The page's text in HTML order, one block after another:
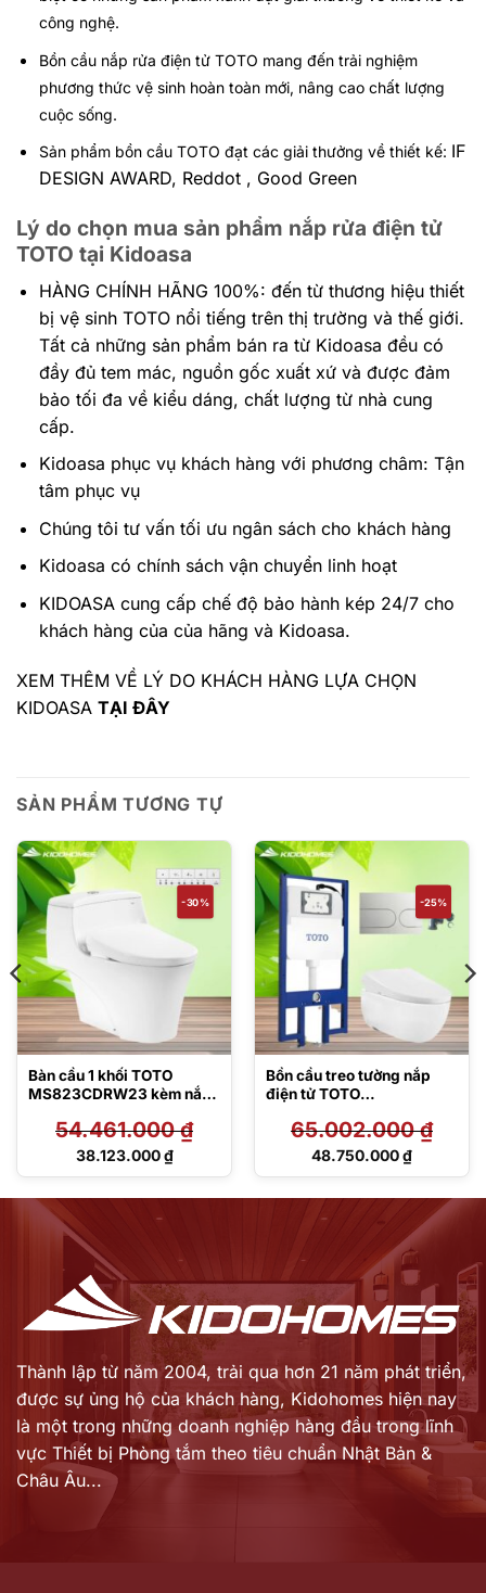
công nghệ.
Bồn cầu nắp rửa điện tử TOTO mang đến trải nghiệm
phương thức vệ sinh hoàn toàn mới, nâng cao chất lượng
cuộc sống.
Sản phẩm bồn cầu TOTO đạt các giải thưởng về thiết kế: IF
DESIGN AWARD, Reddot , Good Green
Lý do chọn mua sản phẩm nắp rửa điện tử
TOTO tại Kidoasa
HÀNG CHÍNH HÃNG 100%: đến từ thương hiệu thiết
bị vệ sinh TOTO nổi tiếng trên thị trường và thế giới.
Tất cả những sản phẩm bán ra từ Kidoasa đều có
đầy đủ tem mác, nguồn gốc xuất xứ và được đảm
bảo tối đa về kiểu dáng, chất lượng từ nhà cung
cấp.
Kidoasa phục vụ khách hàng với phương châm: Tận
tâm phục vụ
Chúng tôi tư vấn tối ưu ngân sách cho khách hàng
Kidoasa có chính sách vận chuyển linh hoạt
KIDOASA cung cấp chế độ bảo hành kép 24/7 cho
khách hàng của của hãng và Kidoasa.
XEM THÊM VỀ LÝ DO KHÁCH HÀNG LỰA CHỌN
KIDOASA TẠI ĐÂY
SẢN PHẨM TƯƠNG TỰ
-30%
Bàn cầu 1 khối TOTO
MS823CDRW23 kèm nắp
54.461.000₫
Giá
38.123.000₫
Giá
-25%
Bồn cầu treo tường nắp
điện tử TOTO
A/WH172AT/TCA546/MB1
75M#SS
65.002.000₫
Giá
65.002.000 ₫.
48.750.000₫
Giá
48.750.000 ₫.
Thành lập từ năm 2004, trải qua hơn 21 năm phát triển,
được sự ủng hộ của khách hàng, Kidohomes hiện nay
là một trong những doanh nghiệp hàng đầu trong lĩnh
vực Thiết bị Phòng tắm theo tiêu chuẩn Nhật Bản &
Châu Âu...